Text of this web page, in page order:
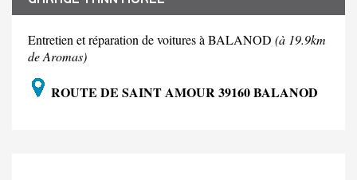
Entretien et réparation de voitures à BALANOD (à 19.9km
de Aromas)
ROUTE DE SAINT AMOUR 39160 BALANOD